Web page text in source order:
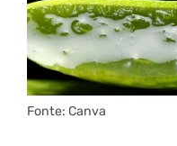
Fonte: Canva